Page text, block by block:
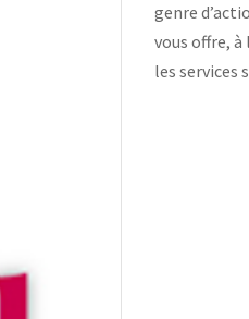
genre
vous offre,
les services